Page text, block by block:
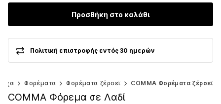
Προσθήκη στο καλάθι
Πολιτική επιστροφής εντός 30 ημερών
Φορέματα Φορέματα ζέρσεϊ COMMA Φορέματα ζέρσεϊ
COMMA Φόρεμα σε Λαδί